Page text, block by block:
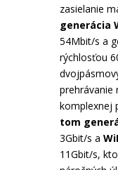
zasielanie
generácia
54Mbit/s a
rýchlosťou
prehrávanie
komplexnej
tom
3Gbit/s a
11Gbit/s,